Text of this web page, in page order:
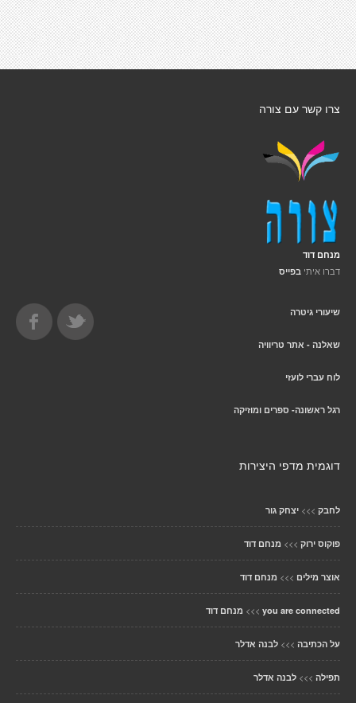
צרו קשר עם צורה
מנחם דוד
דברו איתי בפייס
שיעורי גיטרה
שאלנה - אתר טריוויה
לוח עברי לועזי
רגל ראשונה- ספרים ומוזיקה
דוגמית מדפי היצירות
לחבק >>> יצחק גור
פוקוס ירוק >>> מנחם דוד
אוצר מילים >>> מנחם דוד
you are connected
>>> מנחם דוד
על הכתיבה >>> לבנה אדלר
תפילה >>> לבנה אדלר